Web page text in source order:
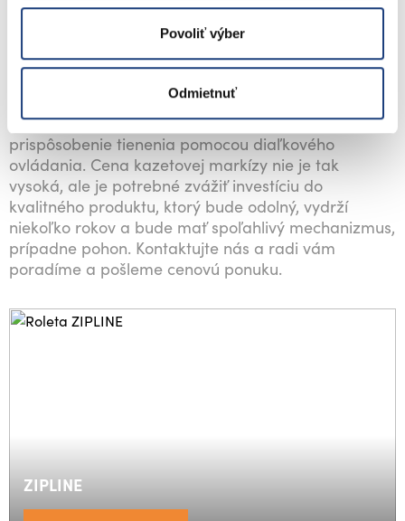
Povoliť výber
Odmietnuť
Kazetová markíza s motorom
Vyberte si kazetovú markízu s manuálnym
automatického motora, čo prináša vyšší komfort pri
ovládaní, keďže umožňuje jednoduché a rýchle
prispôsobenie tienenia pomocou diaľkového
ovládania. Cena kazetovej markízy nie je tak
vysoká, ale je potrebné zvážiť investíciu do
kvalitného produktu, ktorý bude odolný, vydrží
niekoľko rokov a bude mať spoľahlivý mechanizmus,
prípadne pohon. Kontaktujte nás a radi vám
poradíme a pošleme cenovú ponuku.
ZIPLINE